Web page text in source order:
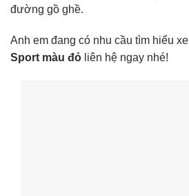
đường gồ ghề.
Anh em đang có nhu cầu tìm hiểu xe
Sport màu đỏ liên hệ ngay nhé!